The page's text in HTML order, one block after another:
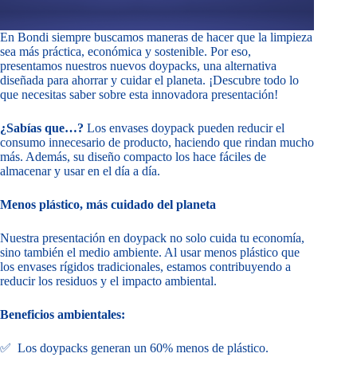
En Bondi siempre buscamos maneras de hacer que la limpieza
sea más práctica, económica y sostenible. Por eso,
presentamos nuestros nuevos doypacks, una alternativa
diseñada para ahorrar y cuidar el planeta. ¡Descubre todo lo
que necesitas saber sobre esta innovadora presentación!
¿Sabías que…? Los envases doypack pueden reducir el
consumo innecesario de producto, haciendo que rindan mucho
más. Además, su diseño compacto los hace fáciles de
almacenar y usar en el día a día.
Menos plástico, más cuidado del planeta
Nuestra presentación en doypack no solo cuida tu economía,
sino también el medio ambiente. Al usar menos plástico que
los envases rígidos tradicionales, estamos contribuyendo a
reducir los residuos y el impacto ambiental.
Beneficios ambientales:
✅ Los doypacks generan un 60% menos de plástico.